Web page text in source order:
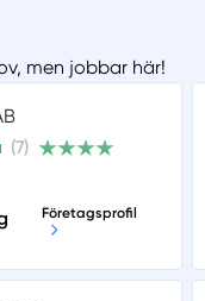
men jobbar här!
(7)
Företagsprofil